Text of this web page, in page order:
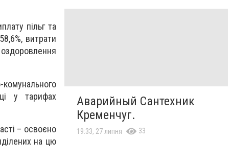
пільг та
витрати
у тарифах
– освоєно
на цю
Аварийный Сантехник
Кременчуг.
19:33, 27 липня 33